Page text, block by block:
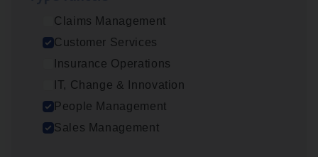
Claims Management
Customer Services
Insurance Operations
IT, Change & Innovation
People Management
Sales Management
Insu­ran­ce Bro­ker Trans­port
Antwerpen
Insu­ran­ce Bro­kerKMO